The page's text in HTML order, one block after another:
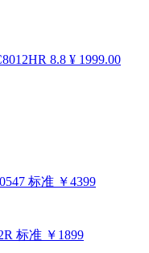
8.8 ¥ 1999.00
标准 ￥4399
标准 ￥1899